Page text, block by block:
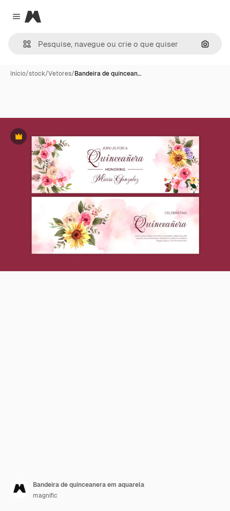
Close menu
Magnific
Início/stock/Vetores/Bandeira de quincean…
Premium
Bandeira de quinceanera em aquarela
magnific